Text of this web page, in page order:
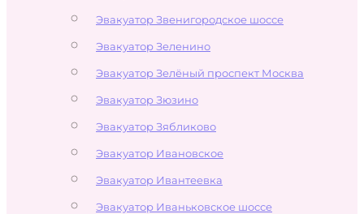
Эвакуатор Звенигородское шоссе
Эвакуатор Зеленино
Эвакуатор Зелёный проспект Москва
Эвакуатор Зюзино
Эвакуатор Зябликово
Эвакуатор Ивановское
Эвакуатор Ивантеевка
Эвакуатор Иваньковское шоссе